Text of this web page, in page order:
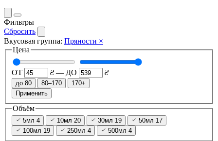
Фильтры
Сбросить
Вкусовая группа: Пряности ×
Цена
ОТ ₴ — ДО ₴
до 80 80–170
170+
Применить
Объём
5мл 4 10мл 20 30мл 19 50мл 17
100мл 19 250мл 4 500мл 4